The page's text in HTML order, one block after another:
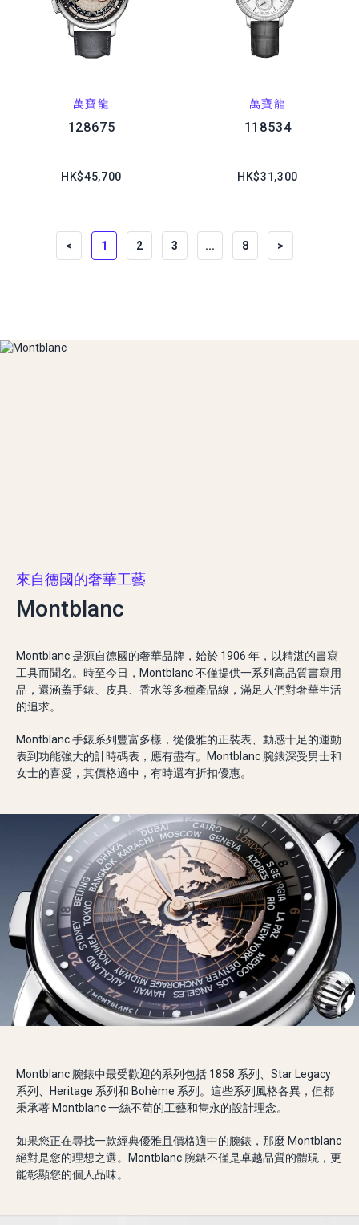
萬寶龍
128675
HK$45,700
萬寶龍
118534
HK$31,300
< 1 2 3 ... 8 >
來自德國的奢華工藝
Montblanc
Montblanc 是源自德國的奢華品牌，始於 1906 年，以精湛的書寫
工具而聞名。時至今日，Montblanc 不僅提供一系列高品質書寫用
品，還涵蓋手錶、皮具、香水等多種產品線，滿足人們對奢華生活
的追求。
Montblanc 手錶系列豐富多樣，從優雅的正裝表、動感十足的運動
表到功能強大的計時碼表，應有盡有。Montblanc 腕錶深受男士和
女士的喜愛，其價格適中，有時還有折扣優惠。
Montblanc 腕錶中最受歡迎的系列包括 1858 系列、Star Legacy
系列、Heritage 系列和 Bohème 系列。這些系列風格各異，但都
秉承著 Montblanc 一絲不苟的工藝和雋永的設計理念。
如果您正在尋找一款經典優雅且價格適中的腕錶，那麼 Montblanc
絕對是您的理想之選。Montblanc 腕錶不僅是卓越品質的體現，更
能彰顯您的個人品味。